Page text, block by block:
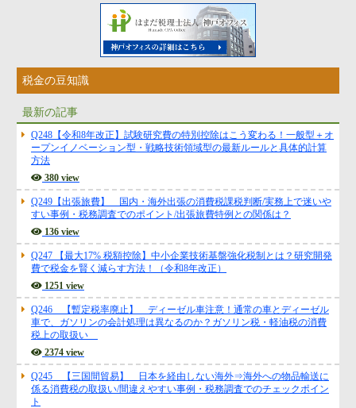
最新の記事
Q248【令和8年改正】試験研究費の特別控除はこう変わる！一般型＋オ
方法
380 view
すい事例・税務調査でのポイント/出張旅費特例との関係は？
136 view
費で税金を賢く減らす方法！（令和8年改正）
1251 view
Q246 【暫定税率廃止】 ディーゼル車注意！通常の車とディーゼル
税上の取扱い
2374 view
Q245 【三国間貿易】 日本を経由しない海外⇒海外への物品輸送に